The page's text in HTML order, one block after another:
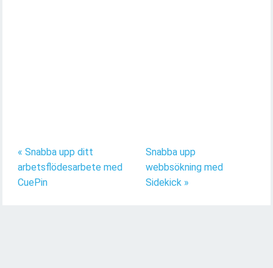
« Snabba upp ditt
arbetsflödesarbete med
CuePin
Snabba upp
webbsökning med
Sidekick »